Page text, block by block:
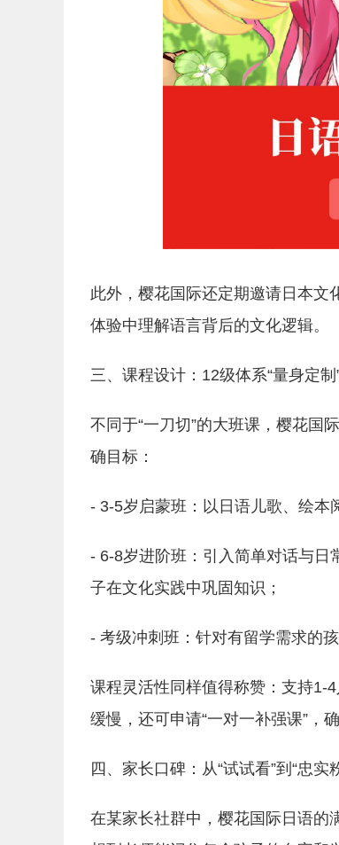
此外，樱花国际还定期邀请日本文
体验中理解语言背后的文化逻辑。
三、课程设计：12级体系“量身定制
不同于“一刀切”的大班课，樱花国
确目标：
- 3-5岁启蒙班：以日语儿歌、绘本
- 6-8岁进阶班：引入简单对话与日
子在文化实践中巩固知识；
- 考级冲刺班：针对有留学需求的
课程灵活性同样值得称赞：支持1-
缓慢，还可申请“一对一补强课”，
四、家长口碑：从“试试看”到“忠实
在某家长社群中，樱花国际日语的